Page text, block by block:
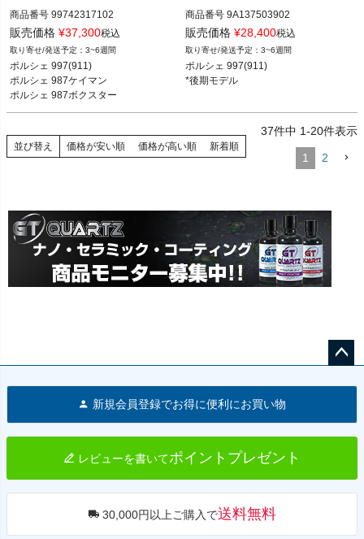
商品番号 99742317102
ポルシェ 997(911) カレラ／カレラS／
カレラGTS／カレラ4／カレラ4S／カ
レラ4GTS／ターボ／ターボS／GT2／
GT2RS／GT3／GT3 RS 04-11
ポルシェ 987ケイマン ケイマン／ケイ
マンS／ケイマンR 04-12
販売価格 ¥37,300税込
3~6週間
ポルシェ 997(911)
ポルシェ 987ケイマン
ポルシェ 987ボクスター
商品番号 9A137503902
ポルシェ 997(911) カレラ／カレラS／
カレラGTS／カレラ4／カレラ4S／カ
レラ4GTS／ターボ／ターボS／GT2／
GT2RS／GT3／GT3 RS 09-11
販売価格 ¥28,400税込
3~6週間
ポルシェ 997(911)
*後期モデル
並び替え 価格が安い順 価格が高い順 新着順
37件中 1-20件表示
1 2
へ
新規会員登録でお得に便利にお買い物
レビューを書いてポイントプレゼント
30,000円以上ご購入で送料無料